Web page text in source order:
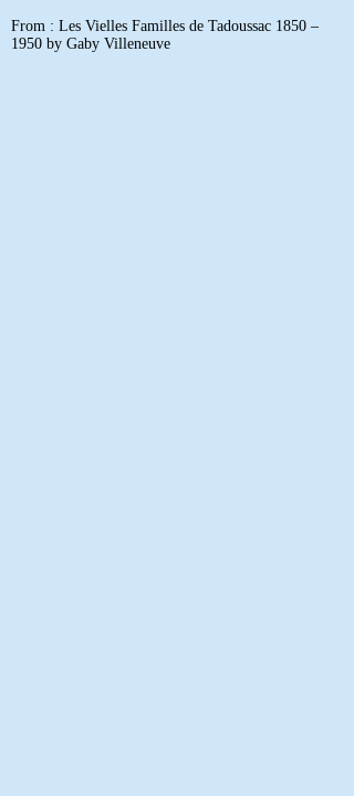
From : Les Vielles Familles de Tadoussac 1850 –
1950 by Gaby Villeneuve